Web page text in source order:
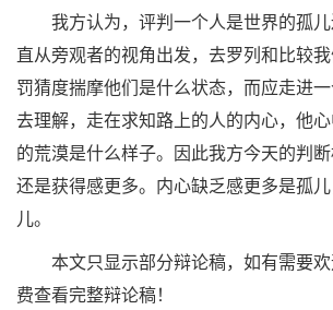
我方认为，评判一个人是世界的孤儿
直从旁观者的视角出发，去罗列和比较
罚猜度揣摩他们是什么状态，而应走进一
去理解，走在求知路上的人的内心，他
的荒漠是什么样子。因此我方今天的判
还是获得感更多。内心缺乏感更多是孤
儿。
本文只显示部分辩论稿，如有需要欢
费查看完整辩论稿！